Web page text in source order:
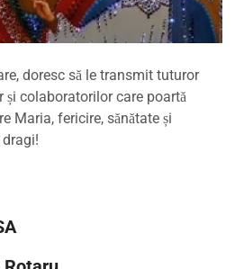
doresc să le transmit tuturor
și colaboratorilor care poartă
Maria, fericire, sănătate și